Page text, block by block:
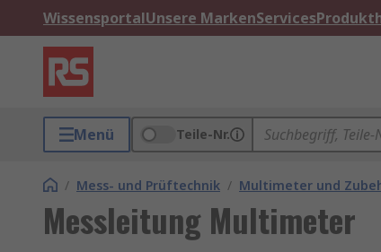
WissensportalUnsere MarkenServices
Menü Teile-Nr.
/ Mess- und Prüftechnik / Multimeter und
Messleitung Multimeter